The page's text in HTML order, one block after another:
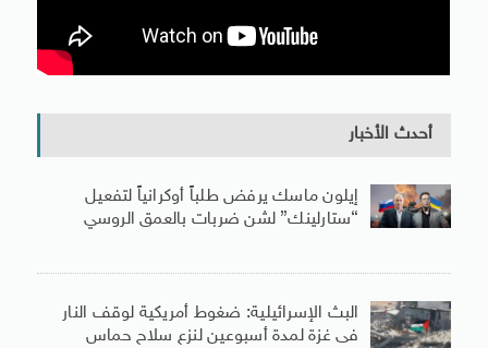
أحدث الأخبار
إيلون ماسك يرفض طلباً أوكرانياً لتفعيل
“ستارلينك” لشن ضربات بالعمق الروسي
البث الإسرائيلية: ضغوط أمريكية لوقف النار
فى غزة لمدة أسبوعين لنزع سلاح حماس